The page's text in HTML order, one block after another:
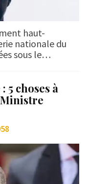
haut-
nationale du
sous le…
5 choses à